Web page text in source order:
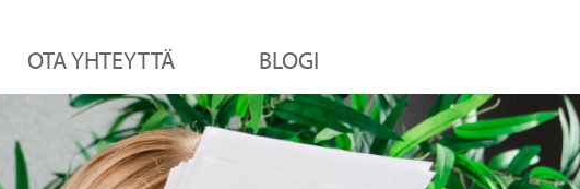
OTA YHTEYTTÄ BLOGI